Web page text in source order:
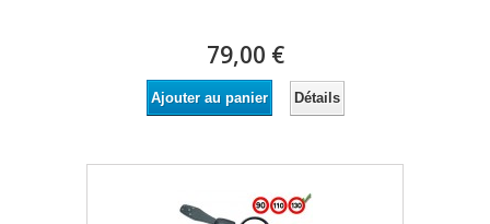
79,00 €
Ajouter au panier Détails